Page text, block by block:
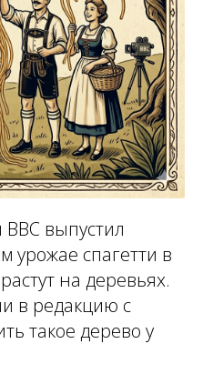
выпустил
урожае спагетти в
на деревьях.
в редакцию с
такое дерево у